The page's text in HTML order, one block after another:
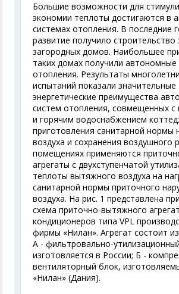
Большие возможности для
экономии теплоты достигаются в
системах отопления. В последние
развитие получило
загородных домов. Наибольшее
таких домах получили
отопления. Результаты
испытаний показали значительные
энергетические преимущества
систем отопления, совмещенных с
и горячим водоснабжением
приготовления санитарной нормы
воздуха и сохранения воздушного
помещениях применяются
агрегаты с двухступенчатой
теплоты вытяжного воздуха на
санитарной нормы приточного
воздуха. На рис. 1 представлена
схема приточно-вытяжного
кондиционеров типа VPL
фирмы «Нилан». Агрегат состоит
А - фильтровально-
изготовляется в России; Б -
вентиляторный блок,
«Нилан» (Дания).